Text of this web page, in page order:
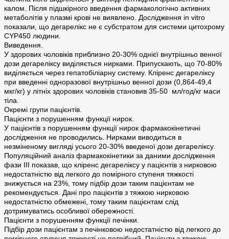
калом. Після підшкірного введення фармакологічно активних
метаболітів у плазмі крові не виявлено. Дослідження in vitro
показали, що дегарелікс не є субстратом для системи цитохрому
CYP450 людини.
Виведення.
У здорових чоловіків приблизно 20-30% однієї внутрішньо венної
дози дегареліксу виділяється нирками. Припускають, що 70-80%
виділяється через гепатобіліарну систему. Кліренс дегареліксу
при введенні одноразової внутрішньо венної дози (0,864-49,4
мкг/кг) у літніх здорових чоловіків становив 35-50 мл/год/кг маси
тіла.
Окремі групи пацієнтів.
Пацієнти з порушенням функції нирок.
У пацієнтів з порушенням функції нирок фармакокінетичні
дослідження не проводились. Нирками виводиться в
незміненому вигляді усього 20-30% введеної дози дегареліксу.
Популяційний аналіз фармакокінетики за даними дослідження
фази ІІІ показав, що кліренс дегареліксу у пацієнтів з нирковою
недостатністю від легкого до помірного ступеня тяжкості
знижується на 23%, тому підбір дози таким пацієнтам не
рекомендується. Дані про пацієнтів з тяжкою нирковою
недостатністю обмежені, тому таким пацієнтам слід
дотримуватись особливої обережності.
Пацієнти з порушенням функції печінки.
Підбір дози пацієнтам з печінковою недостатністю від легкого до